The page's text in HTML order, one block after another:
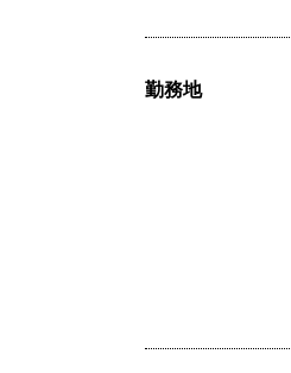
勤務地